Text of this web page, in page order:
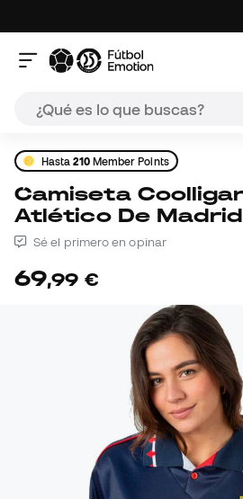
Hasta210Member Points
Camiseta Coolligan 1998
Atlético De Madrid
Sé el primero en opinar
69,99 €